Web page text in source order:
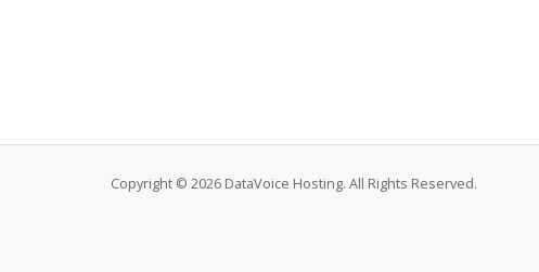
Copyright © 2026 DataVoice Hosting. All Rights Reserved.